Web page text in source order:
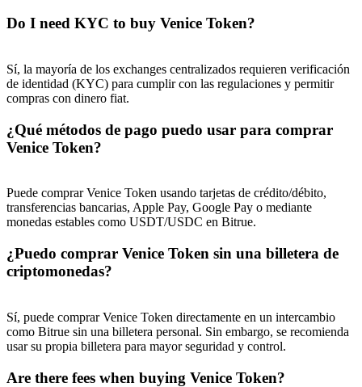
Do I need KYC to buy Venice Token?
Sí, la mayoría de los exchanges centralizados requieren verificación
de identidad (KYC) para cumplir con las regulaciones y permitir
compras con dinero fiat.
¿Qué métodos de pago puedo usar para comprar
Venice Token?
Puede comprar Venice Token usando tarjetas de crédito/débito,
transferencias bancarias, Apple Pay, Google Pay o mediante
monedas estables como USDT/USDC en Bitrue.
¿Puedo comprar Venice Token sin una billetera de
criptomonedas?
Sí, puede comprar Venice Token directamente en un intercambio
como Bitrue sin una billetera personal. Sin embargo, se recomienda
usar su propia billetera para mayor seguridad y control.
Are there fees when buying Venice Token?